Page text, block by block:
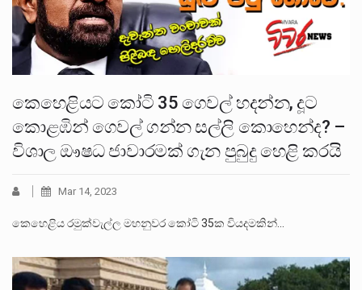
කෙහෙළියට කෝටි 35 ගෙවල් හදන්න, දූට
කොළඹින් ගෙවල් ගන්න සල්ලි කොහෙන්ද? –
විශාල ඖෂධ ජාවාරමක් ගැන පුබුදු හෙළි කරයි
Mar 14, 2023
කෙහෙළිය රමුක්වැල්ල මහනුවර කෝටි 35ක වියදමකින්…